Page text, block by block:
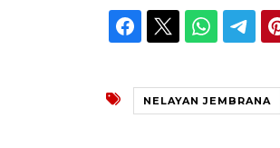
NELAYAN JEMBRANA